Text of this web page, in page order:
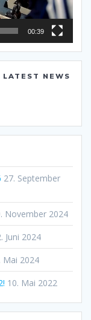
00:39
NEWS
27. September
November 2024
Juni 2024
Mai 2024
10. Mai 2022